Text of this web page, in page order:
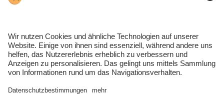
I-39018 Terlan
Südtirol | Italien
ANREISE